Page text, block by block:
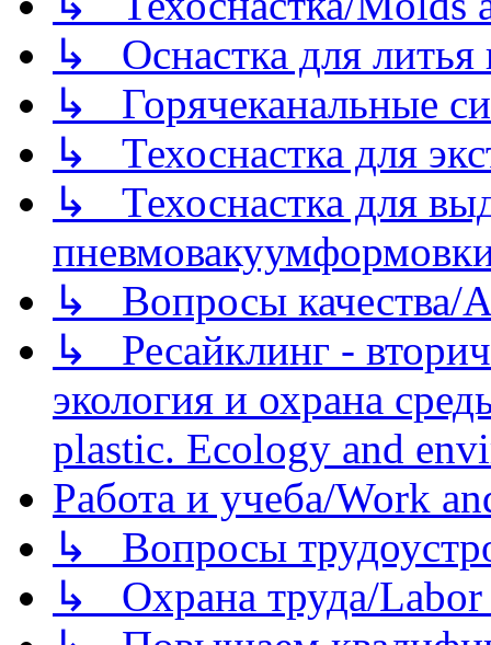
↳ Оснастка для литья
↳ Горячеканальные
↳ Техоснастка для
↳ Техоснастка для
↳ Вопросы качества/
↳ Ресайклинг -
экология и охрана
plastic. Ecology and
Работа и учеба/Work
↳ Вопросы
↳ Охрана труда/Labor